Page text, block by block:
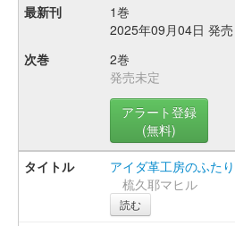
1巻
2025年09月04日 発売
2巻
発売未定
アラート登録
(無料)
アイダ革工房のふたり
梳久耶マヒル
読む